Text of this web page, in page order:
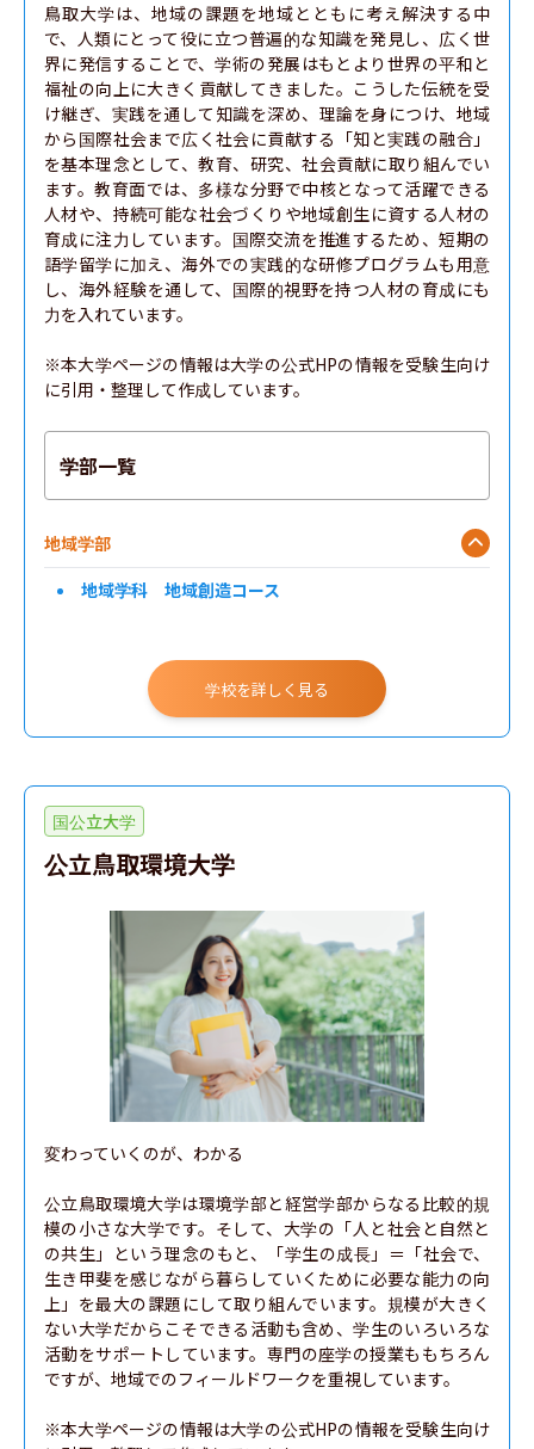
鳥取大学は、地域の課題を地域とともに考え解決する中
で、人類にとって役に立つ普遍的な知識を発見し、広く世
界に発信することで、学術の発展はもとより世界の平和と
福祉の向上に大きく貢献してきました。こうした伝統を受
け継ぎ、実践を通して知識を深め、理論を身につけ、地域
から国際社会まで広く社会に貢献する「知と実践の融合」
を基本理念として、教育、研究、社会貢献に取り組んでい
ます。教育面では、多様な分野で中核となって活躍できる
人材や、持続可能な社会づくりや地域創生に資する人材の
育成に注力しています。国際交流を推進するため、短期の
語学留学に加え、海外での実践的な研修プログラムも用意
し、海外経験を通して、国際的視野を持つ人材の育成にも
力を入れています。
※本大学ページの情報は大学の公式HPの情報を受験生向け
に引用・整理して作成しています。
学部一覧
地域学部
地域学科 地域創造コース
学校を詳しく見る
国公立大学
公立鳥取環境大学
変わっていくのが、わかる
公立鳥取環境大学は環境学部と経営学部からなる比較的規
模の小さな大学です。そして、大学の「人と社会と自然と
の共生」という理念のもと、「学生の成長」＝「社会で、
生き甲斐を感じながら暮らしていくために必要な能力の向
上」を最大の課題にして取り組んでいます。規模が大きく
ない大学だからこそできる活動も含め、学生のいろいろな
活動をサポートしています。専門の座学の授業ももちろん
ですが、地域でのフィールドワークを重視しています。
※本大学ページの情報は大学の公式HPの情報を受験生向け